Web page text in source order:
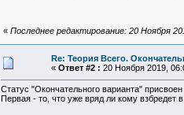
« Последнее редактирование: 20 Ноября
Re: Теория Всего.
« Ответ #2 : 20 Ноября 2019,
Статус "Окончательного варианта"
Первая - то, что уже вряд ли кому взбредет